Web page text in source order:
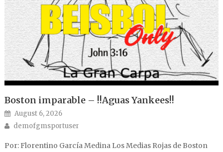
Boston imparable – !!Aguas Yankees!!
Posted on
August 6, 2026
Author
demofgmsportuser
Por: Florentino García Medina Los Medias Rojas de Boston